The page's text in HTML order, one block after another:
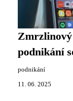
podnikání
podnikání
11. 06. 2025